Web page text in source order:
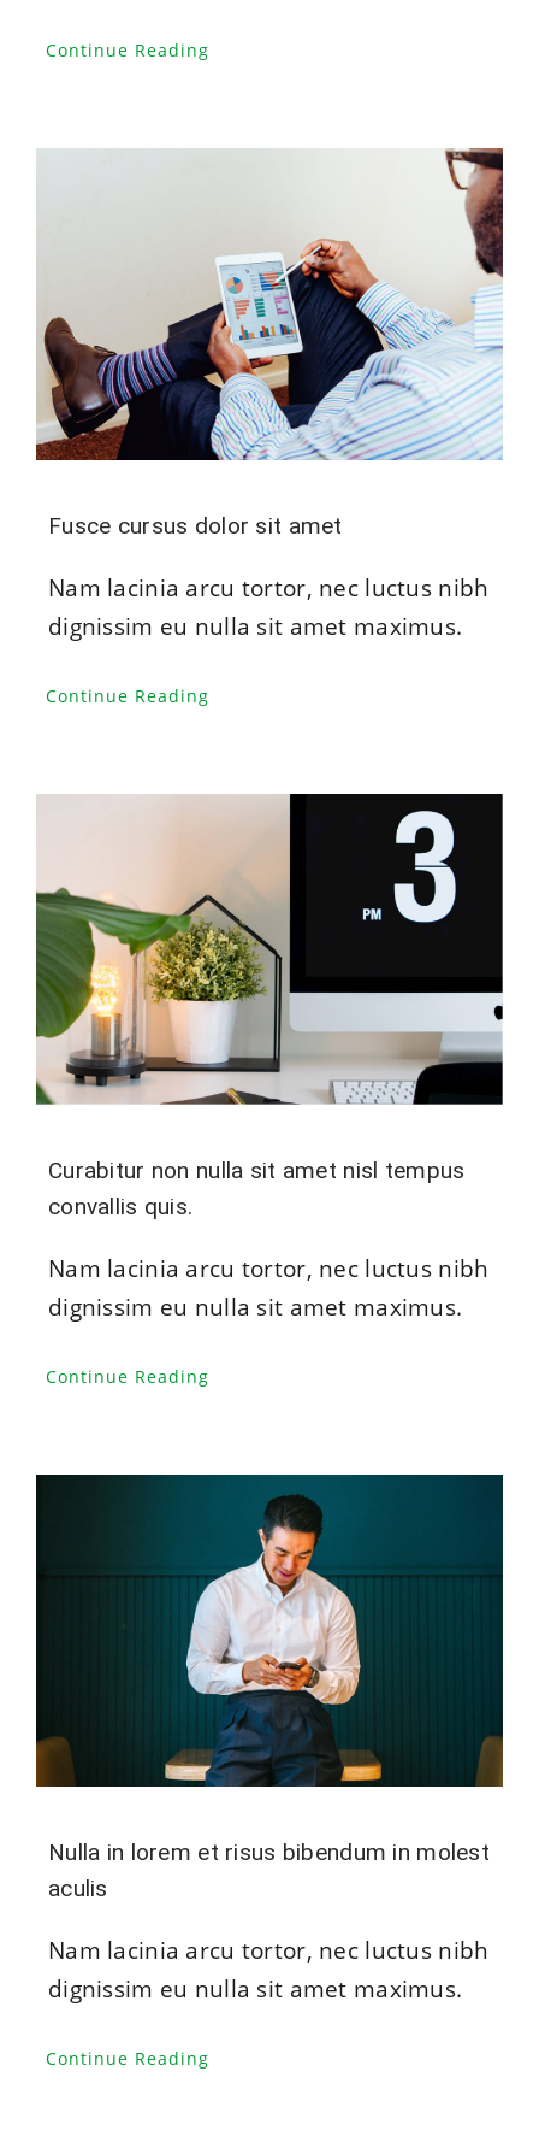
Continue Reading
Fusce cursus dolor sit amet
Nam lacinia arcu tortor, nec luctus nibh
dignissim eu nulla sit amet maximus.
Continue Reading
Curabitur non nulla sit amet nisl tempus
convallis quis.
Nam lacinia arcu tortor, nec luctus nibh
dignissim eu nulla sit amet maximus.
Continue Reading
Nulla in lorem et risus bibendum in molest
aculis
Nam lacinia arcu tortor, nec luctus nibh
dignissim eu nulla sit amet maximus.
Continue Reading